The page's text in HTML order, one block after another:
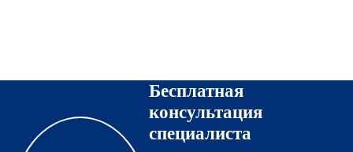
Какие средства
используются для
уничтожения
Бесплатная
консультация
специалиста